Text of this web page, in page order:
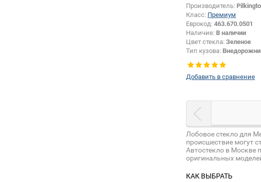
Производитель:
Класс: Премиум
Еврокод: 463.670.0501
Наличие: В наличии
Цвет стекла: Зеленое
Тип кузова:
шелкографии:
Добавить в сравнение
Лобовое стекло для
происшествие могут
Автостекло в Москве
оригинальных
КАК ВЫБРАТЬ